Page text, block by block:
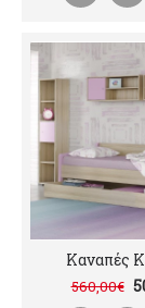
Καναπές
560,00€